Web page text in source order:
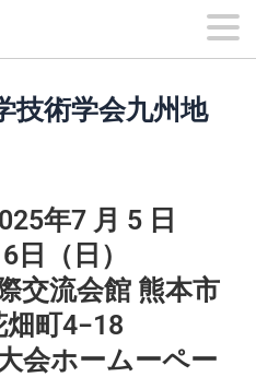
技術学会九州地
年7 ⽉ 5 ⽇
⽇（⽇）
交流会館 熊本市
町4−18
会ホームーペー